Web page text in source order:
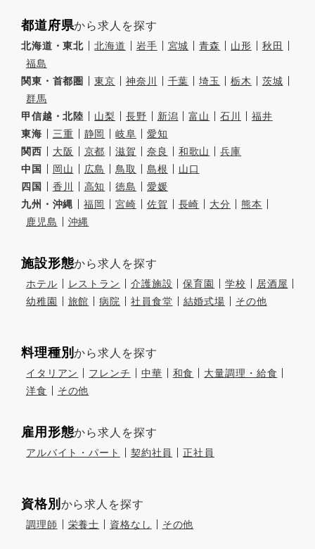
都道府県から求人を探す
北海道・東北 北海道 岩手 宮城 青森 山形
秋田
福島
関東・首都圏
東京 神奈川 千葉 埼玉 栃木
茨城
群馬
甲信越・北陸
山梨 長野 新潟 富山 石川
福井
東海
三重 静岡 岐阜
愛知
関西
大阪 京都 滋賀 奈良 和歌山
兵庫
中国
岡山 広島 鳥取 島根
山口
四国
香川 高知 徳島
愛媛
九州・沖縄
福岡 宮崎 佐賀 長崎 大分
熊本
鹿児島
沖縄
施設形態から求人を探す
ホテル レストラン 介護施設 保育園 学校
居酒屋
幼稚園
旅館 病院 社員食堂 結婚式場 その他
料理種別から求人を探す
イタリアン フレンチ 中華 和食
大量調理・給食
洋食
その他
雇用形態から求人を探す
アルバイト・パート 契約社員 正社員
資格別 から求人を探す
調理師 栄養士 資格なし その他